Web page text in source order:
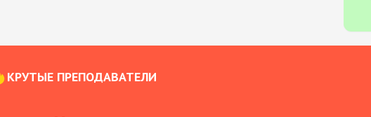
КРУТЫЕ ПРЕПОДАВАТЕЛИ